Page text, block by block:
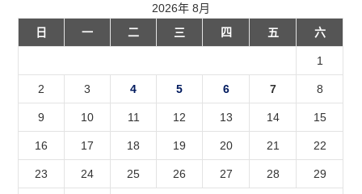
2026年 8月
日
一 二 三 四 五 六
1
2 3 4 5 6 7 8
9 10 11 12 13 14 15
16 17 18 19 20 21 22
23 24 25 26 27 28 29